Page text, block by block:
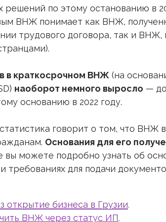
решений по этому останованию в
ВНЖ понимает как ВНЖ,
трудового договора, так и
в краткосрочном ВНЖ (на
наоборот немного выросло —
основанию в 2022 году.
говорит о том, что ВНЖ
Основания для его
вы можете подробно узнать об
требованиях для подачи
бизнеса в Грузии.
ВНЖ через статус ИП.